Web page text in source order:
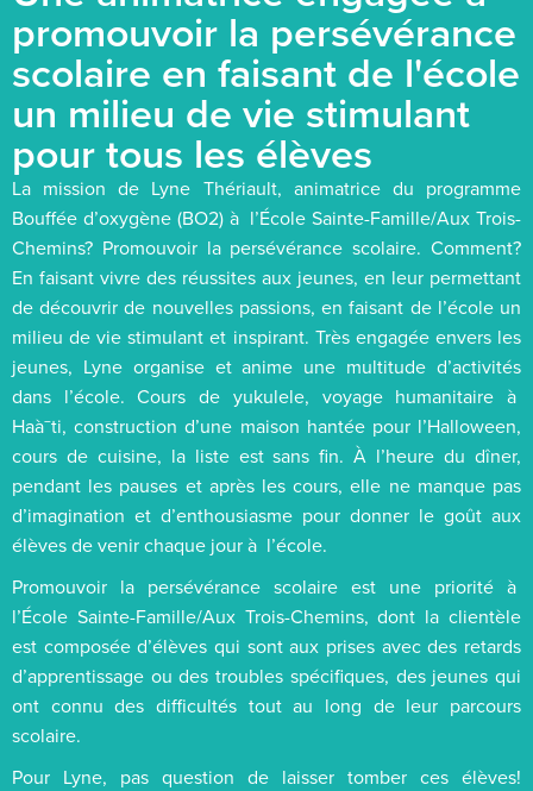
promouvoir la persévérance
scolaire en faisant de l'école
un milieu de vie stimulant
pour tous les élèves
La mission de Lyne Thériault, animatrice du programme
Bouffée d’oxygène (BO2) à l’École Sainte-Famille/Aux Trois-
Chemins? Promouvoir la persévérance scolaire. Comment?
En faisant vivre des réussites aux jeunes, en leur permettant
de découvrir de nouvelles passions, en faisant de l’école un
milieu de vie stimulant et inspirant. Très engagée envers les
jeunes, Lyne organise et anime une multitude d’activités
dans l’école. Cours de yukulele, voyage humanitaire à
Haà¯ti, construction d’une maison hantée pour l’Halloween,
cours de cuisine, la liste est sans fin. À l’heure du dîner,
pendant les pauses et après les cours, elle ne manque pas
d’imagination et d’enthousiasme pour donner le goût aux
élèves de venir chaque jour à l’école.
Promouvoir la persévérance scolaire est une priorité à
l’École Sainte-Famille/Aux Trois-Chemins, dont la clientèle
est composée d’élèves qui sont aux prises avec des retards
d’apprentissage ou des troubles spécifiques, des jeunes qui
ont connu des difficultés tout au long de leur parcours
scolaire.
Pour Lyne, pas question de laisser tomber ces élèves!